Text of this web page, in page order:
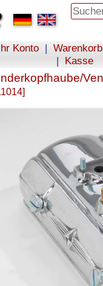
Konto | Warenkorb
| Kasse